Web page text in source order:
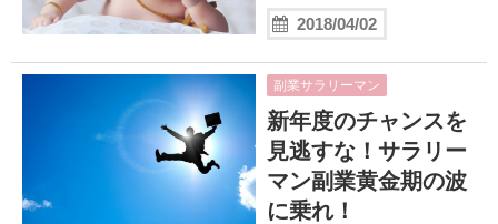
2018/04/02
副業サラリーマン
新年度のチャンスを
見逃すな！サラリー
マン副業黄金期の波
に乗れ！